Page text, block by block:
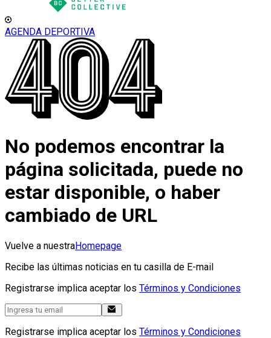
AGENDA DEPORTIVA
No podemos encontrar la
página solicitada, puede no
estar disponible, o haber
cambiado de URL
Vuelve a nuestraHomepage
Recibe las últimas noticias en tu casilla de E-mail
Registrarse implica aceptar los Términos y Condiciones
Registrarse implica aceptar los Términos y Condiciones